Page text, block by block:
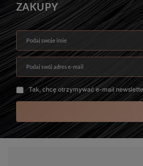
ZAKUPY
Podaj swoje imię
Podaj swój adres e-mail
Tak, chcę otrzymywać e-mail